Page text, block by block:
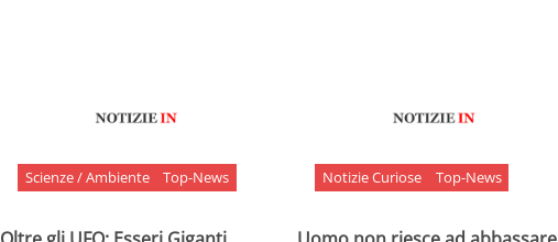
Scienze / Ambiente Top-News Notizie Curiose Top-News